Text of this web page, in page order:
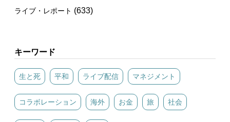
ライブ・レポート (633)
キーワード
生と死 平和 ライブ配信 マネジメント
コラボレーション 海外 お金 旅 社会